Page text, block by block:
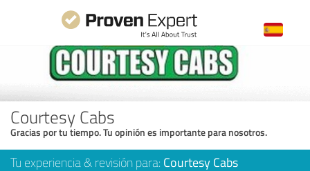
Courtesy Cabs
Gracias por tu tiempo. Tu opinión es importante para nosotros.
Tu experiencia & revisión para: Courtesy Cabs